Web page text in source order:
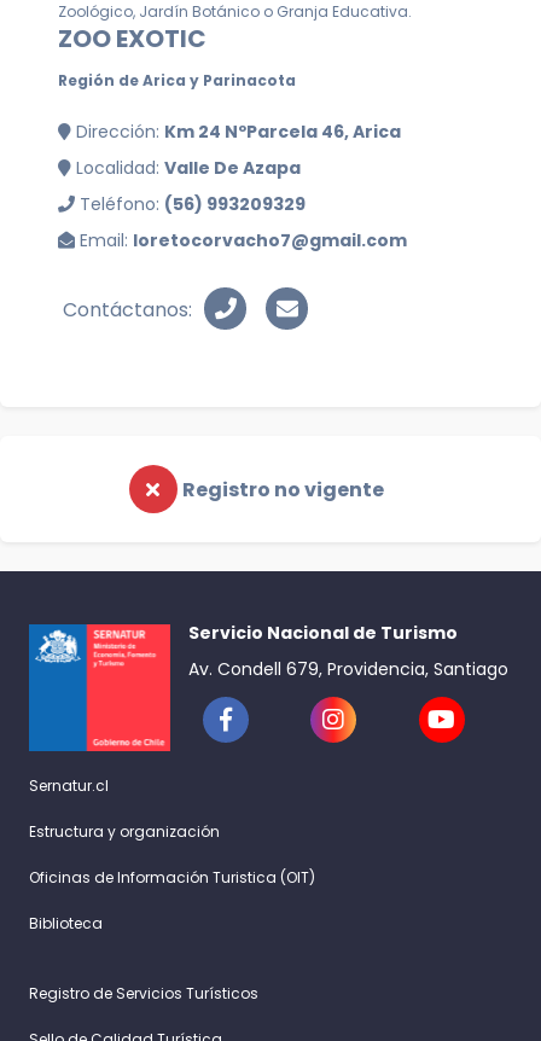
Zoológico, Jardín Botánico o Granja Educativa.
ZOO EXOTIC
Región de Arica y Parinacota
Dirección: Km 24 NºParcela 46, Arica
Localidad: Valle De Azapa
Teléfono: (56) 993209329
Email: loretocorvacho7@gmail.com
Contáctanos:
Registro no vigente
Servicio Nacional de Turismo
Av. Condell 679, Providencia, Santiago
Sernatur.cl
Estructura y organización
Oficinas de Información Turistica (OIT)
Biblioteca
Registro de Servicios Turísticos